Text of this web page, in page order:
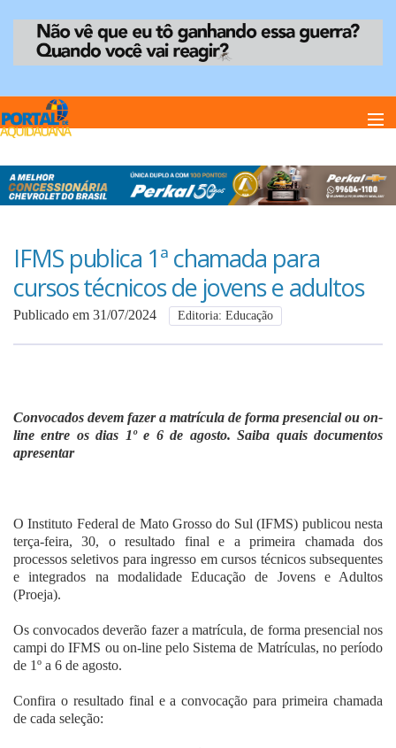
Home
Anuncie
Anuncie
IFMS publica 1ª chamada para
cursos técnicos de jovens e adultos
Publicado em 31/07/2024 Editoria: Educação
Convocados devem fazer a matrícula de forma presencial ou on-
line entre os dias 1º e 6 de agosto. Saiba quais documentos
apresentar
O Instituto Federal de Mato Grosso do Sul (IFMS) publicou nesta
terça-feira, 30, o resultado final e a primeira chamada dos
processos seletivos para ingresso em cursos técnicos subsequentes
e integrados na modalidade Educação de Jovens e Adultos
(Proeja).
Os convocados deverão fazer a matrícula, de forma presencial nos
campi do IFMS ou on-line pelo Sistema de Matrículas, no período
de 1º a 6 de agosto.
Confira o resultado final e a convocação para primeira chamada
de cada seleção: